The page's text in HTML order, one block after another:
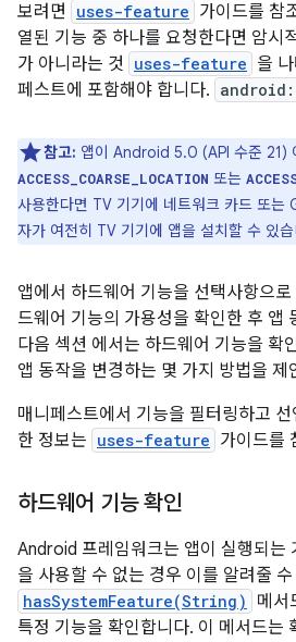
보려면
uses-feature 가이드를 참
열된 기능 중 하나를 요청한다면 암시
가 아니라는 것 uses-feature 을
페스트에 포함해야 합니다.
참고: 앱이 Android 5.0 (API 수준 21)
ACCESS_COARSE_LOCATION 또는
사용한다면 TV 기기에 네트워크 카드 또는
자가 여전히 TV 기기에 앱을 설치할 수 있
앱에서 하드웨어 기능을 선택사항으
드웨어 기능의 가용성을 확인한 후 앱
다음 섹션 에서는 하드웨어 기능을 확
앱 동작을 변경하는 몇 가지 방법을 제
매니페스트에서 기능을 필터링하고
한 정보는 uses-feature 가이드를
하드웨어 기능 확인
Android 프레임워크는 앱이 실행되는
을 사용할 수 없는 경우 이를 알려줄
hasSystemFeature(String)
메서
특정 기능을 확인합니다. 이 메서드는